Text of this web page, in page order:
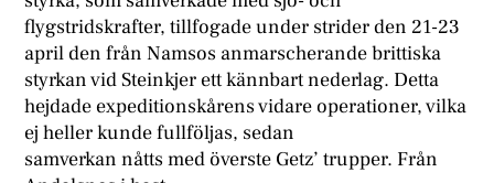
flygstridskrafter, tillfogade under strider den 21-23
april den från Namsos anmarscherande brittiska
styrkan vid Steinkjer ett kännbart nederlag. Detta
hejdade expeditionskårens vidare operationer, vilka
ej heller kunde fullföljas, sedan
samverkan nåtts med överste Getz’ trupper. Från